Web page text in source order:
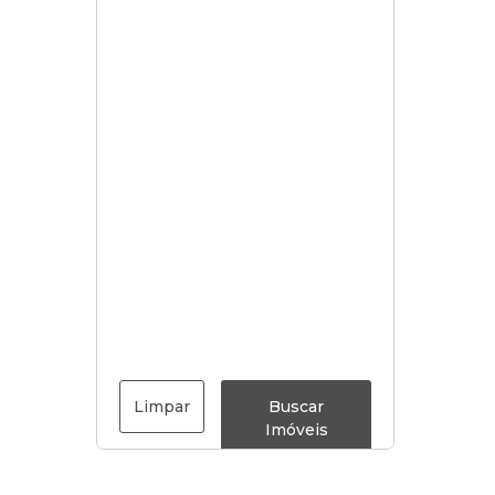
Limpar
Buscar
Imóveis